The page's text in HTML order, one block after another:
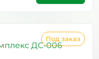
Под заказ